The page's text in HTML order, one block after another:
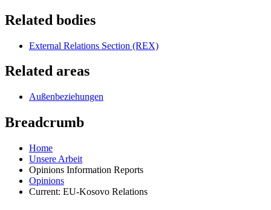
Related bodies
External Relations Section (REX)
Related areas
Außenbeziehungen
Breadcrumb
Home
Unsere Arbeit
Opinions Information Reports
Opinions
Current: EU-Kosovo Relations